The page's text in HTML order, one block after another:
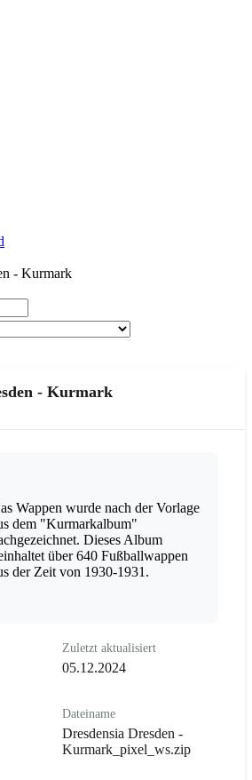
- Kurmark
- Kurmark
Wappen wurde nach der Vorlage
dem "Kurmarkalbum"
Dieses Album
über 640 Fußballwappen
der Zeit von 1930-1931.
Zuletzt aktualisiert
05.12.2024
Dateiname
Dresdensia Dresden -
Kurmark_pixel_ws.zip